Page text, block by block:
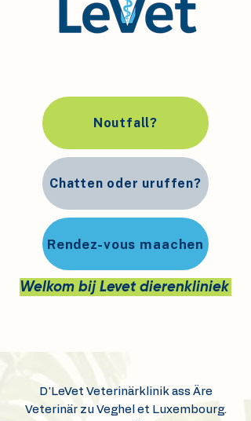
Noutfall?
Welkom bij Levet dierenkliniek bv
Chatten oder uruffen?
Rendez-vous maachen
D'LeVet Veterinärklinik ass Äre
Veterinär zu Veghel et Luxembourg.